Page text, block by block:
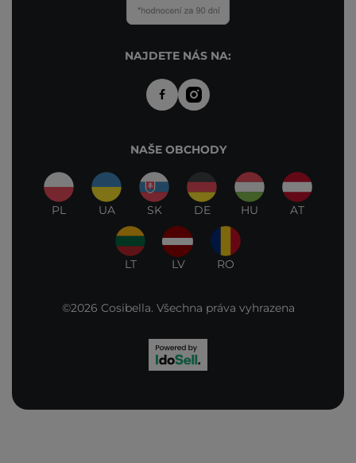
NAJDETE NÁS NA:
NAŠE OBCHODY
PL UA SK DE HU AT
LT LV RO
©2026 Cosibella. Všechna práva vyhrazena